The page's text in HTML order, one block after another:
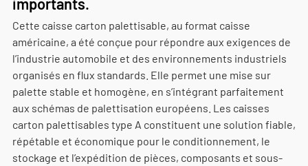
Cette caisse carton palettisable, au format caisse
américaine, a été conçue pour répondre aux exigences de
l’industrie automobile et des environnements industriels
organisés en flux standards. Elle permet une mise sur
palette stable et homogène, en s’intégrant parfaitement
aux schémas de palettisation européens. Les caisses
carton palettisables type A constituent une solution fiable,
répétable et économique pour le conditionnement, le
stockage et l’expédition de pièces, composants et sous-